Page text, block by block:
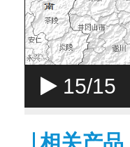
15/15
相关产品